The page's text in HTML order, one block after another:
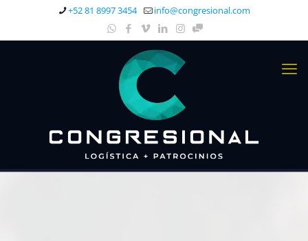
+52 81 8997 3454 info@congresional.com